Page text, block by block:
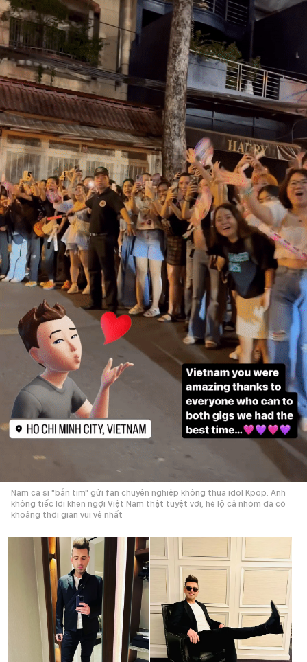
Nam ca sĩ "bắn tim" gửi fan chuyên nghiệp không thua idol Kpop. Anh
không tiếc lời khen ngợi Việt Nam thật tuyệt vời, hé lộ cả nhóm đã có
khoảng thời gian vui vẻ nhất